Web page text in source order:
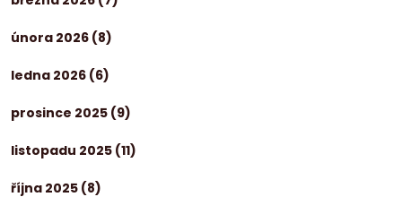
února 2026 (8)
ledna 2026 (6)
prosince 2025 (9)
listopadu 2025 (11)
října 2025 (8)